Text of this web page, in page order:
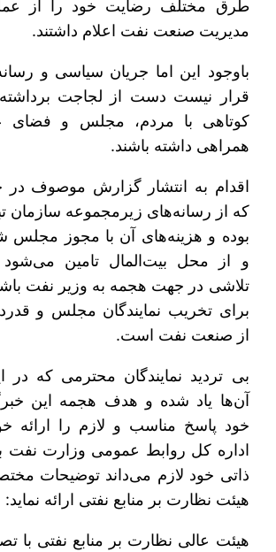
طرق مختلف رضایت خود را از
مدیریت صنعت نفت اعلام داشتند.
باوجود این اما جریان سیاسی و
قرار نیست دست از لجاجت
کوتاهی با مردم، مجلس و فضای
همراهی داشته باشند.
اقدام به انتشار گزارش موصوف در
که از رسانه‌های زیرمجموعه سازمان
بوده و هزینه‌های آن با مجوز مجلس
و از محل بیت‌المال تامین
تلاشی در جهت هجمه به وزیر نفت
برای تخریب نمایندگان مجلس و
از صنعت نفت است.
بی تردید نمایندگان محترمی که در
آن‌ها یاد شده و هدف هجمه این
خود پاسخ مناسب و لازم را ارائه
اداره کل روابط عمومی وزارت نفت
ذاتی خود لازم می‌داند توضیحات
هیئت نظارت بر منابع نفتی ارائه نماید:
هیئت عالی نظارت بر منابع نفتی با